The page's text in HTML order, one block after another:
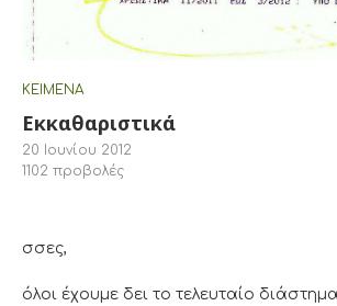
ΚΕΊΜΕΝΑ
Εκκαθαριστικά
20 Ιουνίου 2012
1102 προβολές
σσες,
όλοι έχουμε δει το τελευταίο